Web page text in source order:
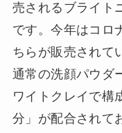
売されるブライト
です。今年はコロ
ちらが販売されて
通常の洗顔パウダ
ワイトクレイで構
分」が配合されて